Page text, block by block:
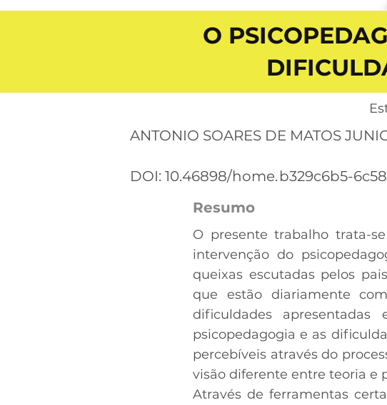
O
ANTONIO SOARES DE MATOS
DOI: 10.46898/home. b329c6b5-
Resumo
O presente trabalho trata-
intervenção do
queixas escutadas pelos
que estão diariamente
dificuldades
psicopedagogia e as
percebíveis através do
visão diferente entre teoria e
Através de ferramentas